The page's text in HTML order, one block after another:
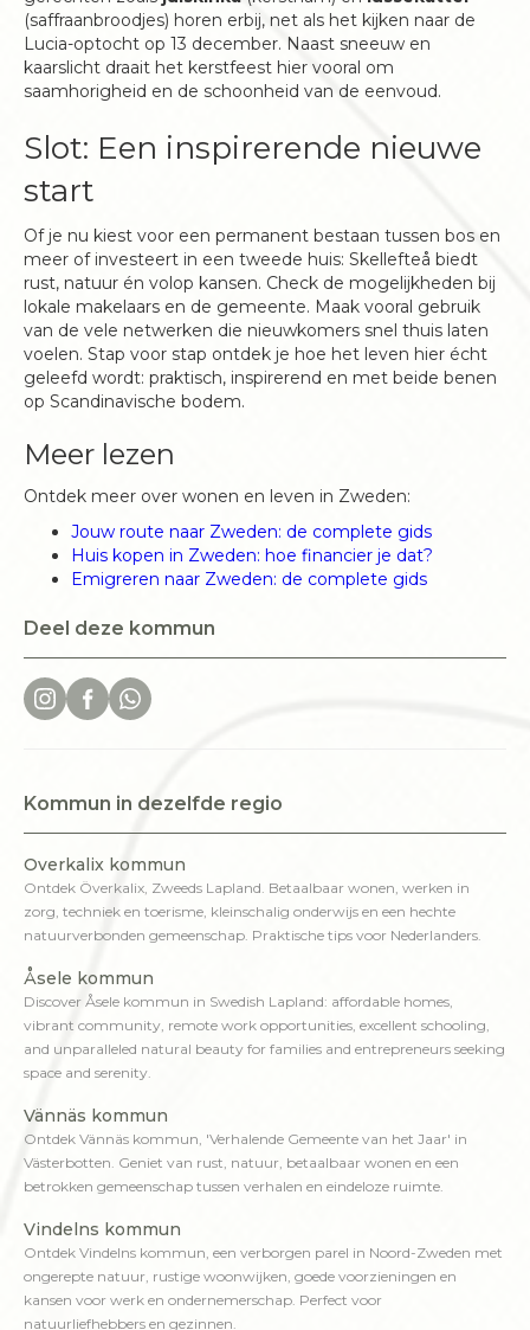
(saffraanbroodjes) horen erbij, net als het kijken naar de
Lucia-optocht op 13 december. Naast sneeuw en
kaarslicht draait het kerstfeest hier vooral om
saamhorigheid en de schoonheid van de eenvoud.
Slot: Een inspirerende nieuwe
start
Of je nu kiest voor een permanent bestaan tussen bos en
meer of investeert in een tweede huis: Skellefteå biedt
rust, natuur én volop kansen. Check de mogelijkheden bij
lokale makelaars en de gemeente. Maak vooral gebruik
van de vele netwerken die nieuwkomers snel thuis laten
voelen. Stap voor stap ontdek je hoe het leven hier écht
geleefd wordt: praktisch, inspirerend en met beide benen
op Scandinavische bodem.
Meer lezen
Ontdek meer over wonen en leven in Zweden:
Jouw route naar Zweden: de complete gids
Huis kopen in Zweden: hoe financier je dat?
Emigreren naar Zweden: de complete gids
Deel deze kommun
Kommun in dezelfde regio
Overkalix kommun
Ontdek Överkalix, Zweeds Lapland. Betaalbaar wonen, werken in
zorg, techniek en toerisme, kleinschalig onderwijs en een hechte
natuurverbonden gemeenschap. Praktische tips voor Nederlanders.
Åsele kommun
Discover Åsele kommun in Swedish Lapland: affordable homes,
vibrant community, remote work opportunities, excellent schooling,
and unparalleled natural beauty for families and entrepreneurs seeking
space and serenity.
Vännäs kommun
Ontdek Vännäs kommun, 'Verhalende Gemeente van het Jaar' in
Västerbotten. Geniet van rust, natuur, betaalbaar wonen en een
betrokken gemeenschap tussen verhalen en eindeloze ruimte.
Vindelns kommun
Ontdek Vindelns kommun, een verborgen parel in Noord-Zweden met
ongerepte natuur, rustige woonwijken, goede voorzieningen en
kansen voor werk en ondernemerschap. Perfect voor
natuurliefhebbers en gezinnen.